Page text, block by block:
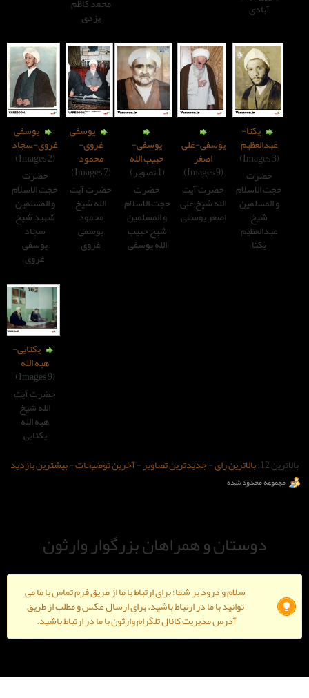
یوسفی
غروی-سجاد
(2 Images)
حضرت
حجت الاسلام
و المسلمین
شهید شیخ
سجاد
یوسفی
غروی-
محمود
(7 Images)
حضرت آیت
الله شیخ
محمود
یوسفی-
حبیب الله
(1 تصویر)
حضرت
حجت الاسلام
و المسلمین
شیخ حبیب
الله یوسفی
علی
آیت
شیخ علی
جدیدترین تصاویر-آخرین توضیحات-بیشترین بازدید
همراهان بزرگوار وارثون
بر شما؛ برای ارتباط با ما از طریق فرم تماس با ما می
ما در ارتباط باشید. برای ارسال عکس و مطلب از طریق
کانال تلگرام وارثون با ما در ارتباط باشید.